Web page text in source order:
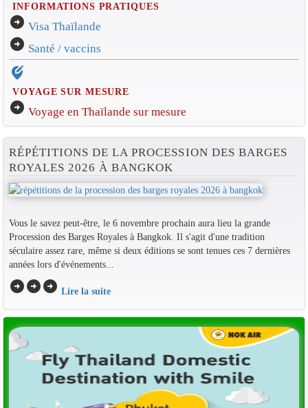
INFORMATIONS PRATIQUES
arrow_circle_right Visa Thaïlande
arrow_circle_right Santé / vaccins
edit_location_alt
VOYAGE SUR MESURE
arrow_circle_right Voyage en Thaïlande sur mesure
RÉPÉTITIONS DE LA PROCESSION DES BARGES
ROYALES 2026 À BANGKOK
Vous le savez peut-être, le 6 novembre prochain aura lieu la grande
Procession des Barges Royales à Bangkok. Il s'agit d'une tradition
séculaire assez rare, même si deux éditions se sont tenues ces 7 dernières
années lors d'événements...
arrow_circle_rightarrow_circle_rightarrow_circle_right Lire la suite